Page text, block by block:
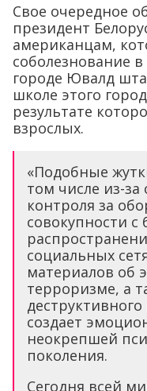
Свое очередное
президент
американцам,
соболезнование
городе Ювалд
школе этого
результате
взрослых.
«Подобные
том числе из-за
контроля за
совокупности
социальных
материалов об
терроризме, а
создает
неокрепшей
поколения.
Сегодня всей